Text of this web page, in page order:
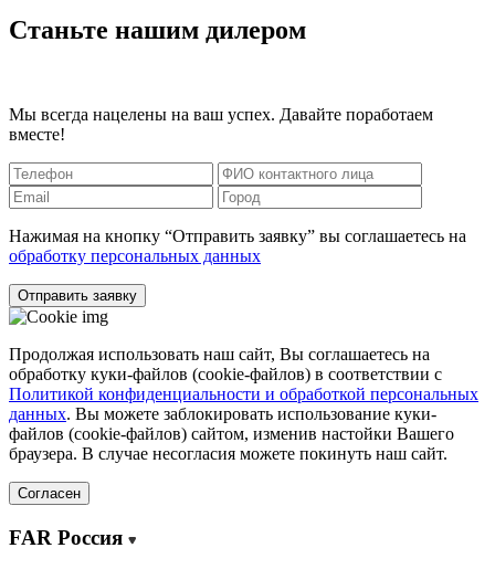
Станьте нашим дилером
Мы всегда нацелены на ваш успех. Давайте поработаем
вместе!
Нажимая на кнопку “Отправить заявку” вы соглашаетесь на
обработку персональных данных
Отправить заявку
Продолжая использовать наш сайт, Вы соглашаетесь на
обработку куки-файлов (cookie-файлов) в соответствии с
Политикой конфиденциальности и обработкой персональных
данных. Вы можете заблокировать использование куки-
файлов (cookie-файлов) сайтом, изменив настойки Вашего
браузера. В случае несогласия можете покинуть наш сайт.
Согласен
FAR Россия